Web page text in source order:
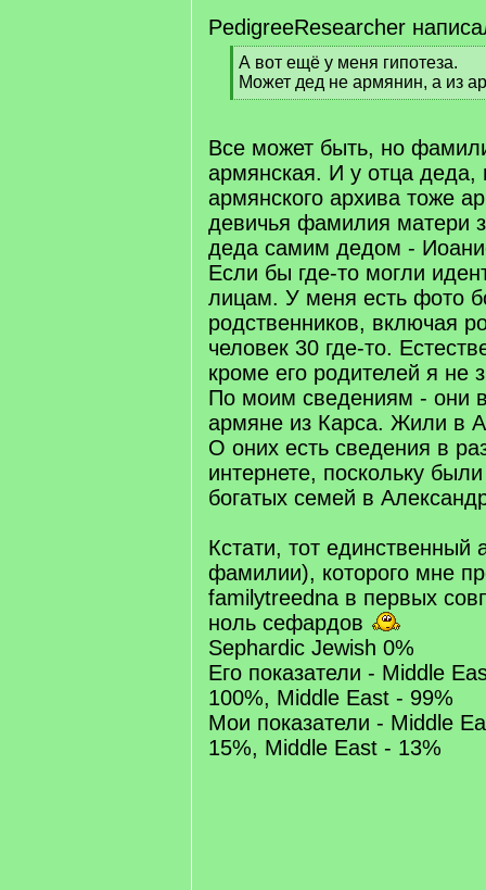
PedigreeResearcher
[
q
]
А вот ещё у меня гипотеза.
Может дед не армянин, а из
[
q
]
Все может быть, но
армянская. И у отца деда,
армянского архива тоже
девичья фамилия матери
деда самим дедом -
Если бы где-то могли
лицам. У меня есть фото
родственников, включая
человек 30 где-то.
кроме его родителей я не
По моим сведениям - они
армяне из Карса. Жили в
О оних есть сведения в
интернете, поскольку
богатых семей в
Кстати, тот единственный
фамилии), которого мне
familytreedna в первых
ноль сефардов
Sephardic Jewish 0%
Его показатели - Middle
100%, Middle East - 99%
Мои показатели - Middle
15%, Middle East - 13%